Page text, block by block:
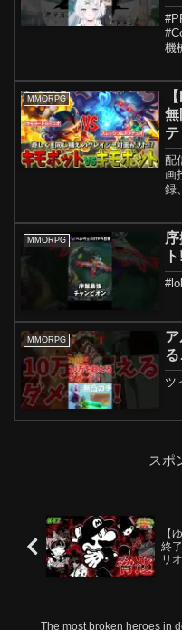
ボ
機
MMORPG
テ
配
画
録
MMORPG
MMORPG
ツ
スポ
【
終
リ
The most broken heroes in